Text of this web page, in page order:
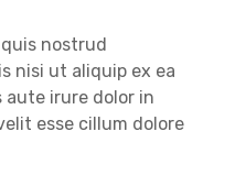
nostrud
nisi ut aliquip ex ea
aute irure dolor in
esse cillum dolore